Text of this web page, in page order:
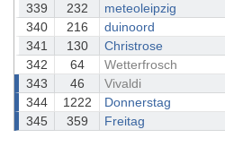
339
232 meteoleipzig
340
216 duinoord
341
130 Christrose
342
64 Wetterfrosch
343
46 Vivaldi
344
1222 Donnerstag
345
359 Freitag